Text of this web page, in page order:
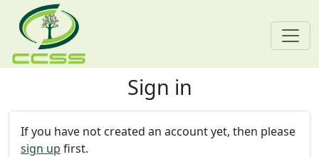
Sign in
If you have not created an account yet, then please
sign up first.